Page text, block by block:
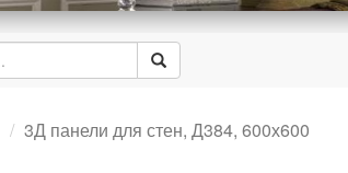
3Д панели для стен, Д384, 600х600